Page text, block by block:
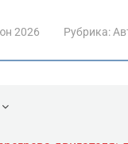
2026 Рубрика: